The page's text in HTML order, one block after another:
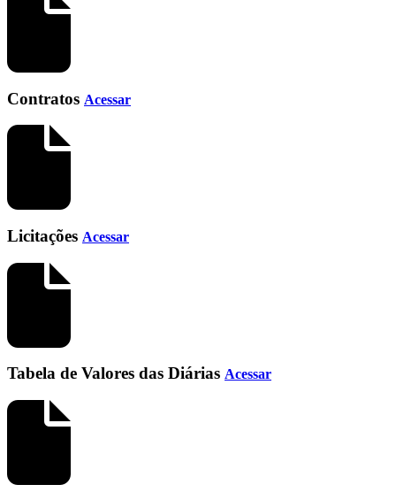
Contratos Acessar
Licitações Acessar
Tabela de Valores das Diárias Acessar